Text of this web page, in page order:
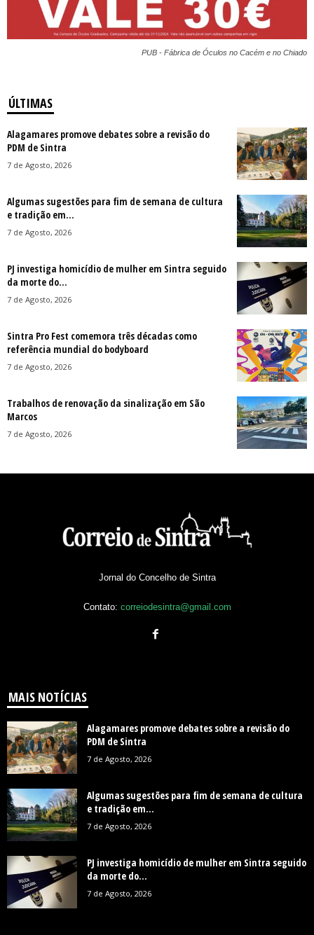
PUB - Fábrica de Óculos no Cacém e no Chiado
ÚLTIMAS
Alagamares promove debates sobre a revisão do
PDM de Sintra
7 de Agosto, 2026
Algumas sugestões para fim de semana de cultura
e tradição em...
7 de Agosto, 2026
PJ investiga homicídio de mulher em Sintra seguido
da morte do...
7 de Agosto, 2026
Sintra Pro Fest comemora três décadas como
referência mundial do bodyboard
7 de Agosto, 2026
Trabalhos de renovação da sinalização em São
Marcos
7 de Agosto, 2026
Jornal do Concelho de Sintra
Contato: correiodesintra@gmail.com
MAIS NOTÍCIAS
Alagamares promove debates sobre a revisão do
PDM de Sintra
7 de Agosto, 2026
Algumas sugestões para fim de semana de cultura
e tradição em...
7 de Agosto, 2026
PJ investiga homicídio de mulher em Sintra seguido
da morte do...
7 de Agosto, 2026